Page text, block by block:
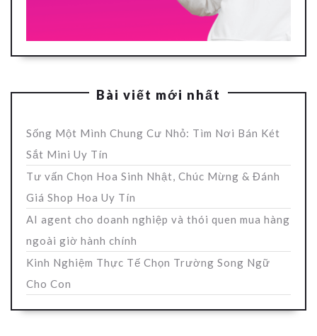
Bài viết mới nhất
Sống Một Mình Chung Cư Nhỏ: Tìm Nơi Bán Két
Sắt Mini Uy Tín
Tư vấn Chọn Hoa Sinh Nhật, Chúc Mừng & Đánh
Giá Shop Hoa Uy Tín
AI agent cho doanh nghiệp và thói quen mua hàng
ngoài giờ hành chính
Kinh Nghiệm Thực Tế Chọn Trường Song Ngữ
Cho Con